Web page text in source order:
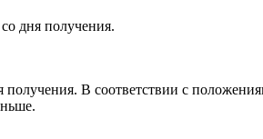
дня получения.
В соответствии с